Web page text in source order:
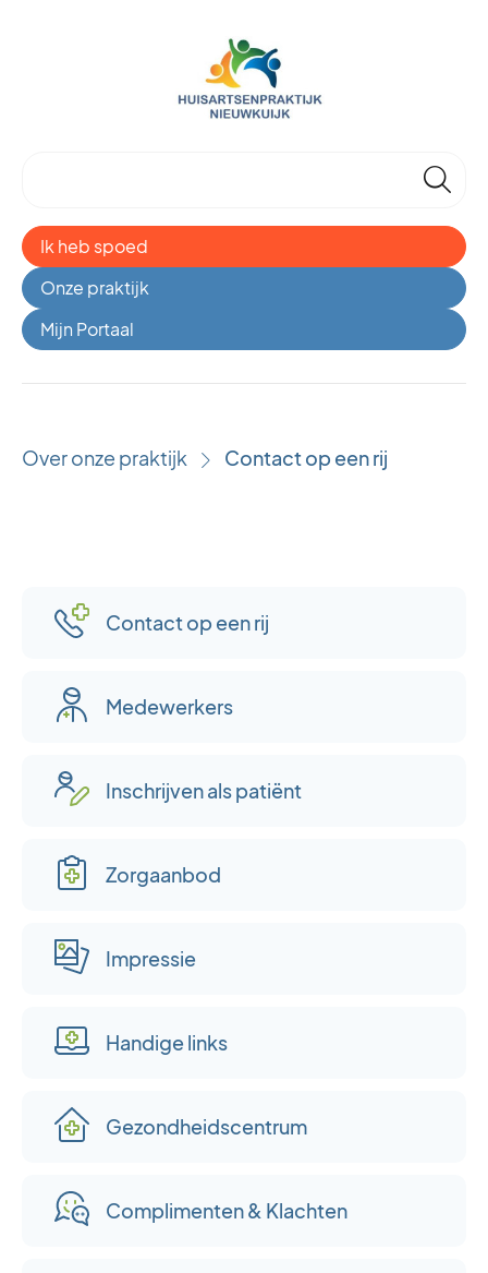
🔎
Onze praktijk
Mijn Portaal
Ik heb spoed
Over onze praktijk › Contact op een rij
Contact op een rij
Medewerkers
Inschrijven als patiënt
Zorgaanbod
Impressie
Handige links
Gezondheidscentrum
Complimenten & Klachten